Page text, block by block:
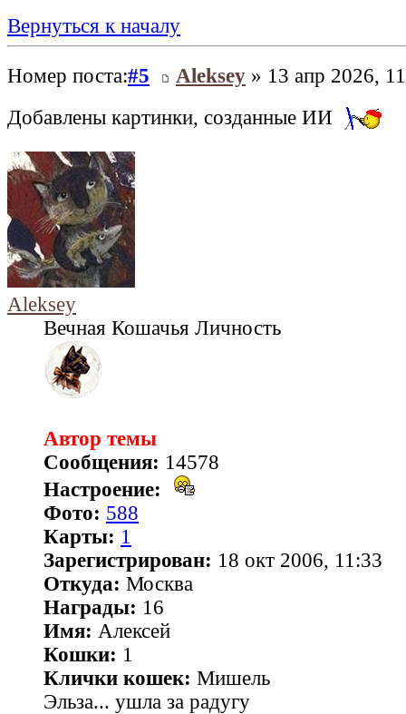
Вернуться к началу
Номер поста:#5 Aleksey » 13 апр 2026,
Добавлены картинки, созданные ИИ
Aleksey
Вечная Кошачья Личность
Автор темы
Сообщения: 14578
Настроение:
Фото: 588
Карты: 1
Зарегистрирован: 18 окт 2006, 11:33
Откуда: Москва
Награды: 16
Имя: Алексей
Кошки: 1
Клички кошек: Мишель
Эльза... ушла за радугу